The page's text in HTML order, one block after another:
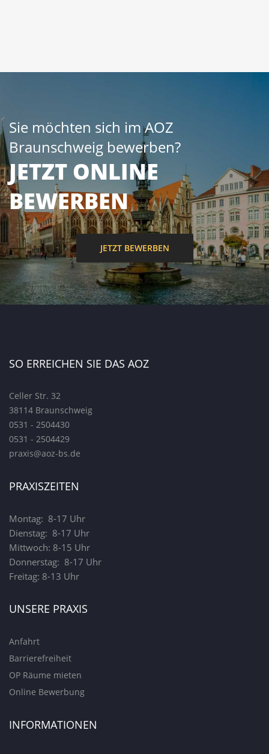
Sie möchten sich im AOZ
Braunschweig bewerben?
JETZT ONLINE
BEWERBEN
JETZT BEWERBEN
SO ERREICHEN SIE DAS AOZ
Celler Str. 32
38114 Braunschweig
0531 - 2504430
0531 - 2504429
praxis@aoz-bs.de
PRAXISZEITEN
Montag: 8-17 Uhr
Dienstag: 8-17 Uhr
Mittwoch: 8-15 Uhr
Donnerstag: 8-17 Uhr
Freitag: 8-13 Uhr
UNSERE PRAXIS
Anfahrt
Barrierefreiheit
OP Räume mieten
Online Bewerbung
INFORMATIONEN